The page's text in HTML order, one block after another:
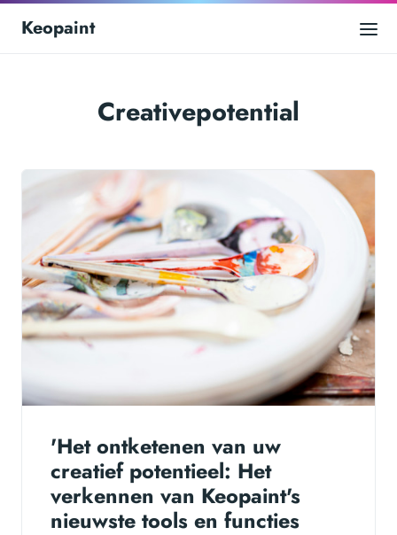
Keopaint
Creativepotential
'Het ontketenen van uw
creatief potentieel: Het
verkennen van Keopaint's
nieuwste tools en functies